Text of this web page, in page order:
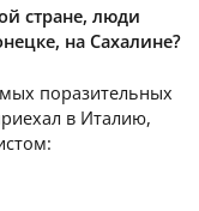
стране, люди
на Сахалине?
поразительных
в Италию,